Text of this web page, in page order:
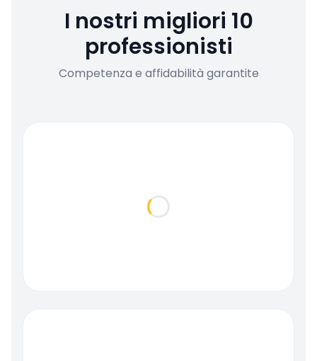
I nostri migliori 10
professionisti
Competenza e affidabilità garantite
Loading...